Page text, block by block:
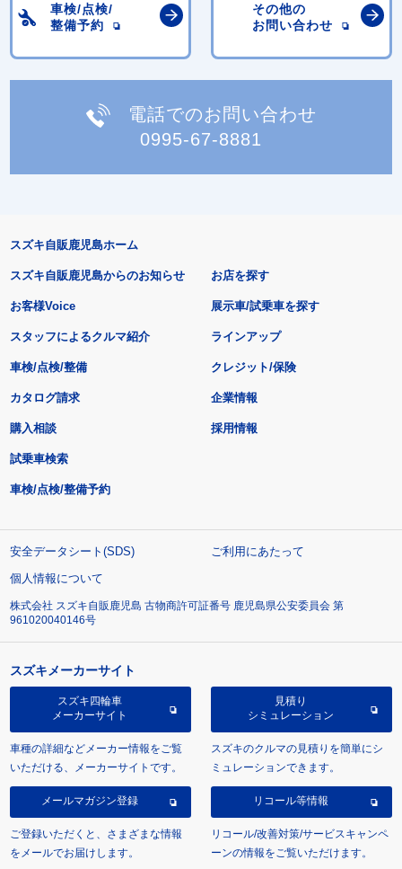
車検/点検/
整備予約
その他の
お問い合わせ
電話でのお問い合わせ
0995-67-8881
スズキ自販鹿児島ホーム
スズキ自販鹿児島からのお知らせ
お客様Voice
スタッフによるクルマ紹介
お店を探す
展示車/試乗車を探す
ラインアップ
車検/点検/整備 クレジット/保険
カタログ請求
購入相談
試乗車検索
車検/点検/整備予約
企業情報
採用情報
安全データシート(SDS)
ご利用にあたって
個人情報について
株式会社 スズキ自販鹿児島 古物商許可証番号 鹿児島県公安委員会 第
961020040146号
スズキメーカーサイト
スズキ四輪車
メーカーサイト
車種の詳細などメーカー情報をご覧
いただける、メーカーサイトです。
見積り
シミュレーション
スズキのクルマの見積りを簡単にシ
ミュレーションできます。
メールマガジン登録
ご登録いただくと、さまざまな情報
をメールでお届けします。
リコール等情報
リコール/改善対策/サービスキャンペ
ーンの情報をご覧いただけます。